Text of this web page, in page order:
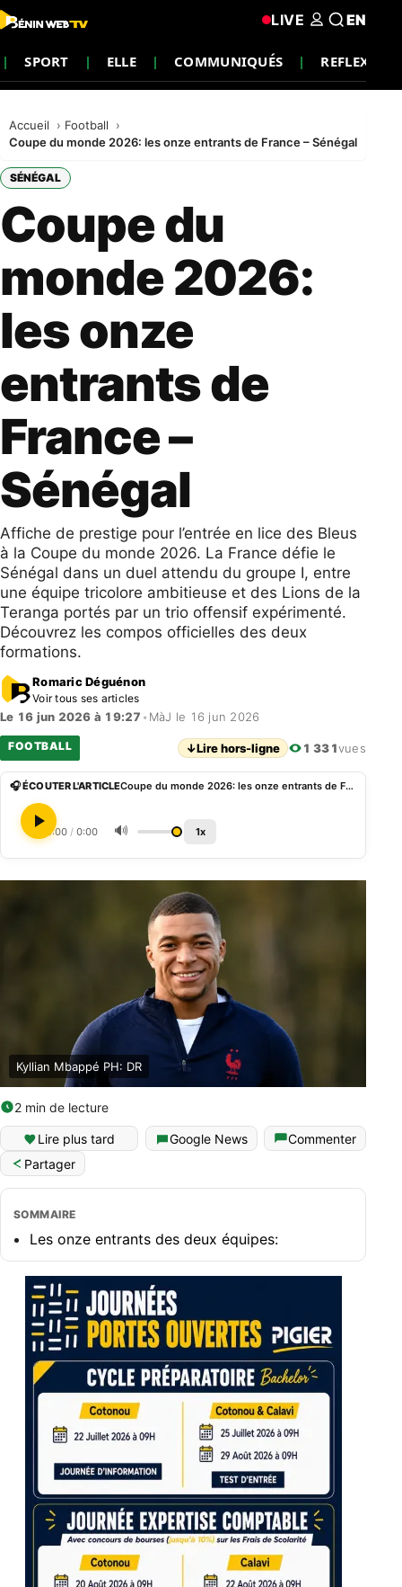
SPORT ELLE COMMUNIQUÉS REFLEXION
LIVE EN
Accueil
Football
Coupe du monde 2026: les onze entrants de France – Sénégal
SÉNÉGAL
Coupe du
monde 2026:
les onze
entrants de
France –
Sénégal
Affiche de prestige pour l’entrée en lice des Bleus
à la Coupe du monde 2026. La France défie le
Sénégal dans un duel attendu du groupe I, entre
une équipe tricolore ambitieuse et des Lions de la
Teranga portés par un trio offensif expérimenté.
Découvrez les compos officielles des deux
formations.
Romaric Déguénon
Voir tous ses articles
Le 16 jun 2026 à 19:27 • MàJ le 16 jun 2026
FOOTBALL ↓Lire hors-ligne 1 331vues
🎧 ÉCOUTER L'ARTICLE Coupe du monde 2026: les onze entrants de France – Sénégal
0:00 / 0:00 🔊 1x
Kyllian Mbappé PH: DR
2 min de lecture
Lire plus tard Google News
Commenter
Partager
SOMMAIRE
Les onze entrants des deux équipes: